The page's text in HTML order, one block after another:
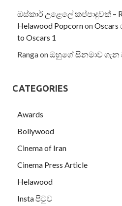
ඔස්කාර් උළෙලේ කප්පාදුවක් –
Helawood PopcornonOscars
to Oscars 1
Rangaonඔහුගේ සිනමාව
CATEGORIES
Awards
Bollywood
Cinema of Iran
Cinema Press Article
Helawood
Insta පිටුව